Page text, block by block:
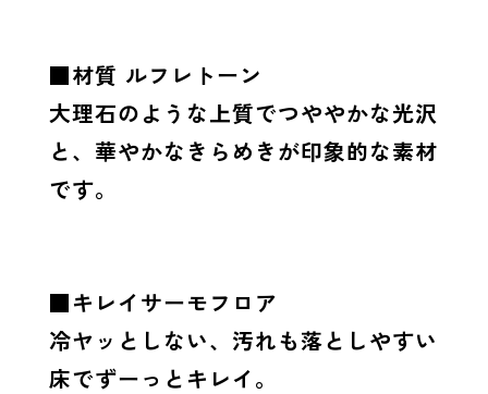
■材質 ルフレトーン
大理石のような上質でつややかな光沢
と、華やかなきらめきが印象的な素材
です。
■キレイサーモフロア
冷ヤッとしない、汚れも落としやすい
床でずーっとキレイ。